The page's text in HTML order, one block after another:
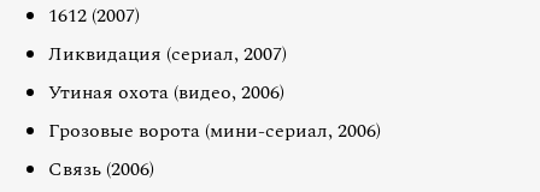
1612 (2007)
Ликвидация (сериал, 2007)
Утиная охота (видео, 2006)
Грозовые ворота (мини-сериал, 2006)
Связь (2006)